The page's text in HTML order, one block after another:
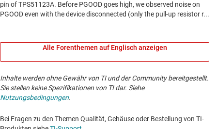
Alle Forenthemen auf Englisch anzeigen
Inhalte werden ohne Gewähr von TI und der Community bereitgestellt.
Sie stellen keine Spezifikationen von TI dar. Siehe
Nutzungsbedingungen.
Bei Fragen zu den Themen Qualität, Gehäuse oder Bestellung von TI-